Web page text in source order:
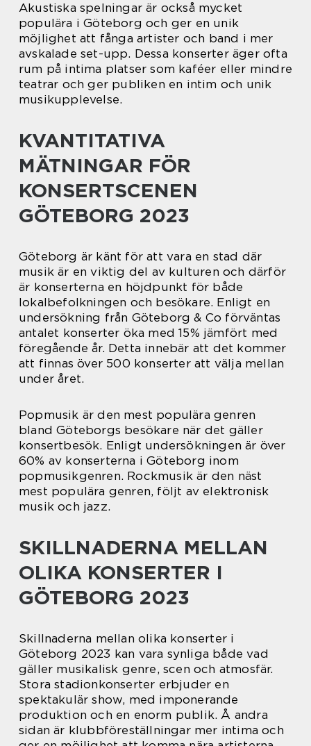
Akustiska spelningar är också mycket
populära i Göteborg och ger en unik
möjlighet att fånga artister och band i mer
avskalade set-upp. Dessa konserter äger ofta
rum på intima platser som kaféer eller mindre
teatrar och ger publiken en intim och unik
musikupplevelse.
KVANTITATIVA
MÄTNINGAR FÖR
KONSERTSCENEN
GÖTEBORG 2023
Göteborg är känt för att vara en stad där
musik är en viktig del av kulturen och därför
är konserterna en höjdpunkt för både
lokalbefolkningen och besökare. Enligt en
undersökning från Göteborg & Co förväntas
antalet konserter öka med 15% jämfört med
föregående år. Detta innebär att det kommer
att finnas över 500 konserter att välja mellan
under året.
Popmusik är den mest populära genren
bland Göteborgs besökare när det gäller
konsertbesök. Enligt undersökningen är över
60% av konserterna i Göteborg inom
popmusikgenren. Rockmusik är den näst
mest populära genren, följt av elektronisk
musik och jazz.
SKILLNADERNA MELLAN
OLIKA KONSERTER I
GÖTEBORG 2023
Skillnaderna mellan olika konserter i
Göteborg 2023 kan vara synliga både vad
gäller musikalisk genre, scen och atmosfär.
Stora stadionkonserter erbjuder en
spektakulär show, med imponerande
produktion och en enorm publik. Å andra
sidan är klubbföreställningar mer intima och